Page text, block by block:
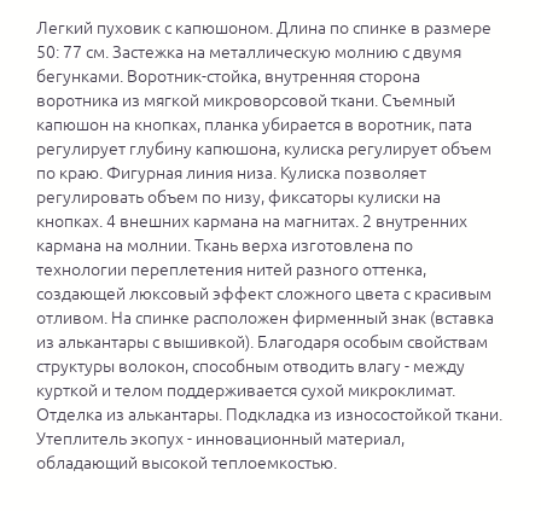
Легкий пуховик с капюшоном. Длина по спинке в размере
50: 77 см. Застежка на металлическую молнию с двумя
бегунками. Воротник-стойка, внутренняя сторона
воротника из мягкой микроворсовой ткани. Съемный
капюшон на кнопках, планка убирается в воротник, пата
регулирует глубину капюшона, кулиска регулирует объем
по краю. Фигурная линия низа. Кулиска позволяет
регулировать объем по низу, фиксаторы кулиски на
кнопках. 4 внешних кармана на магнитах. 2 внутренних
кармана на молнии. Ткань верха изготовлена по
технологии переплетения нитей разного оттенка,
создающей люксовый эффект сложного цвета с красивым
отливом. На спинке расположен фирменный знак (вставка
из алькантары с вышивкой). Благодаря особым свойствам
структуры волокон, способным отводить влагу - между
курткой и телом поддерживается сухой микроклимат.
Отделка из алькантары. Подкладка из износостойкой ткани.
Утеплитель экопух - инновационный материал,
обладающий высокой теплоемкостью.